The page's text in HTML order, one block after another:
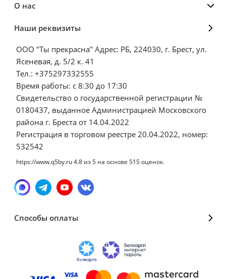
О нас
Наши реквизиты
ООО "Ты прекрасна" Адрес: РБ, 224030, г. Брест, ул.
Ясеневая, д. 5/2 к. 41
Тел.: +375297332555
Время работы: с 8:30 до 17:30
Свидетельство о государственной регистрации №
0180437, выданное Администрацией Московского
района г. Бреста от 14.04.2022
Регистрация в торговом реестре 20.04.2022, номер:
532542
https://www.q5by.ru4.8 из5 на основе 515оценок.
Способы оплаты